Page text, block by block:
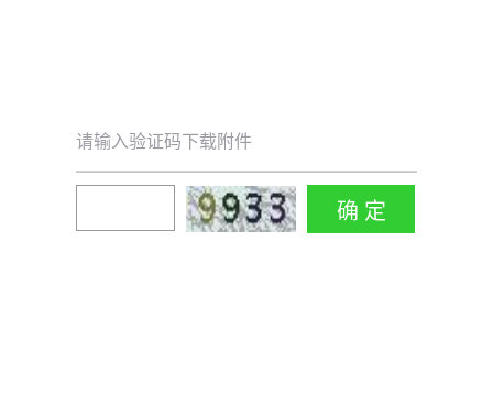
请输入验证码下载附件